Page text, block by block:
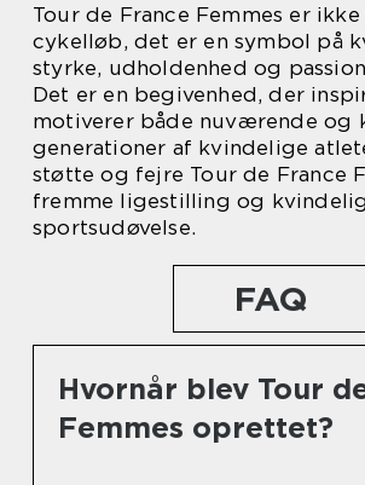
Tour de France Femmes er
cykelløb, det er en symbol på
styrke, udholdenhed og
Det er en begivenhed, der
motiverer både nuværende og
generationer af kvindelige
støtte og fejre Tour de France
fremme ligestilling og kvindelig
sportsudøvelse.
FAQ
Hvornår blev Tour
Femmes oprettet?